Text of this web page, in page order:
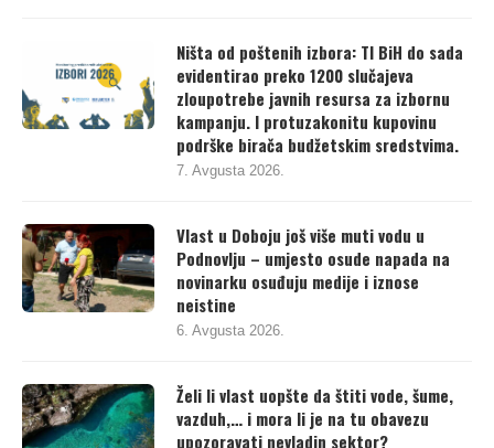
Ništa od poštenih izbora: TI BiH do sada
evidentirao preko 1200 slučajeva
zloupotrebe javnih resursa za izbornu
kampanju. I protuzakonitu kupovinu
podrške birača budžetskim sredstvima.
7. Avgusta 2026.
Vlast u Doboju još više muti vodu u
Podnovlju – umjesto osude napada na
novinarku osuđuju medije i iznose
neistine
6. Avgusta 2026.
Želi li vlast uopšte da štiti vode, šume,
vazduh,… i mora li je na tu obavezu